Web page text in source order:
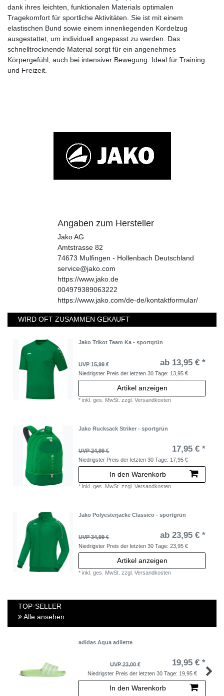
dank ihres leichten, funktionalen Materials optimalen
Tragekomfort für sportliche Aktivitäten. Sie ist mit einem
elastischen Bund sowie einem innenliegenden Kordelzug
ausgestattet, um individuell angepasst zu werden. Das
schnelltrocknende Material sorgt für ein angenehmes
Körpergefühl, auch bei intensiver Bewegung. Ideal für Training
und Freizeit.
Angaben zum Hersteller
Jako AG
Amtstrasse 82
74673 Mulfingen - Hollenbach Deutschland
service@jako.com
https://www.jako.de
004979389063222
https://www.jako.com/de-de/kontaktformular/
WIRD OFT ZUSAMMEN GEKAUFT
Jako Trikot Team Ka - sportgrün
UVP 15,99 € ab 13,95 € *
Niedrigster Preis der letzten 30 Tage: 13,95 €
Artikel anzeigen
*inkl. ges. MwSt. zzgl.Versandkosten
Jako Rucksack Striker - sportgrün
UVP 24,99 € 17,95 € *
Niedrigster Preis der letzten 30 Tage: 17,95 €
In den Warenkorb
*inkl. ges. MwSt. zzgl.Versandkosten
Jako Polyesterjacke Classico - sportgrün
UVP 34,99 € ab 23,95 € *
Niedrigster Preis der letzten 30 Tage:23,95 €
Artikel anzeigen
*inkl. ges. MwSt. zzgl.Versandkosten
TOP-SELLER
Alle ansehen
adidas Aqua adilette
UVP 23,00 € 19,95 € *
Niedrigster Preis der letzten 30 Tage: 19,95 €
In den Warenkorb